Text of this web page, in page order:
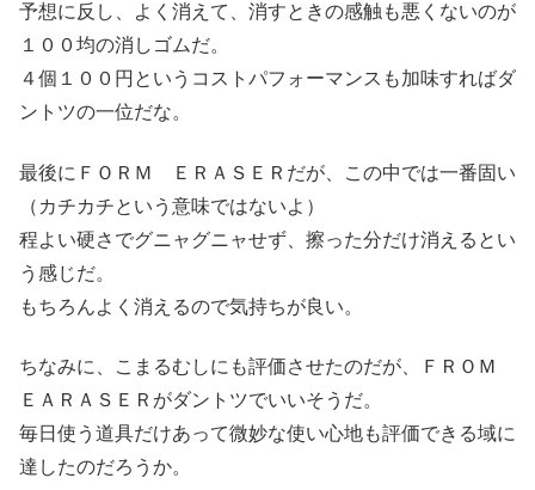
予想に反し、よく消えて、消すときの感触も悪くないのが
１００均の消しゴムだ。
４個１００円というコストパフォーマンスも加味すればダ
ントツの一位だな。
最後にＦＯＲＭ ＥＲＡＳＥＲだが、この中では一番固い
（カチカチという意味ではないよ）
程よい硬さでグニャグニャせず、擦った分だけ消えるとい
う感じだ。
もちろんよく消えるので気持ちが良い。
ちなみに、こまるむしにも評価させたのだが、ＦＲＯＭ
ＥＡＲＡＳＥＲがダントツでいいそうだ。
毎日使う道具だけあって微妙な使い心地も評価できる域に
達したのだろうか。